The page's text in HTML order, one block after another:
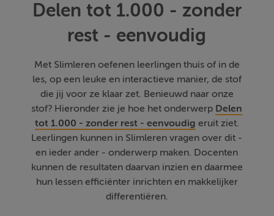
Delen tot 1.000 - zonder
rest - eenvoudig
Met Slimleren oefenen leerlingen thuis of in de
les, op een leuke en interactieve manier, de stof
die jij voor ze klaar zet. Benieuwd naar onze
stof? Hieronder zie je hoe het onderwerp Delen
tot 1.000 - zonder rest - eenvoudig eruit ziet.
Leerlingen kunnen in Slimleren vragen over dit -
en ieder ander - onderwerp maken. Docenten
kunnen de resultaten daarvan inzien en daarmee
hun lessen efficiënter inrichten en makkelijker
differentiëren.